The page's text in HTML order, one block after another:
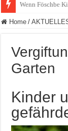
Polizeieinsatz
Home /
Garten
Kinder